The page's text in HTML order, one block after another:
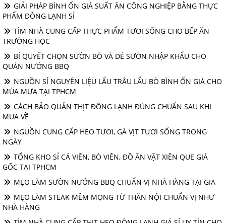
GIẢI PHÁP BÌNH ỔN GIÁ SUẤT ĂN CÔNG NGHIỆP BẰNG THỰC
PHẨM ĐÔNG LẠNH SỈ
TÌM NHÀ CUNG CẤP THỰC PHẨM TƯƠI SỐNG CHO BẾP ĂN
TRƯỜNG HỌC
BÍ QUYẾT CHỌN SƯỜN BÒ VÀ DẺ SƯỜN NHẬP KHẨU CHO
QUÁN NƯỚNG BBQ
NGUỒN SỈ NGUYÊN LIỆU LẨU TRÂU LẨU BÒ BÌNH ỔN GIÁ CHO
MÙA MƯA TẠI TPHCM
CÁCH BẢO QUẢN THỊT ĐÔNG LẠNH ĐÚNG CHUẨN SAU KHI
MUA VỀ
NGUỒN CUNG CẤP HEO TƯƠI, GÀ VỊT TƯƠI SỐNG TRONG
NGÀY
TỔNG KHO SỈ CÁ VIÊN, BÒ VIÊN, ĐỒ ĂN VẶT XIÊN QUE GIÁ
GỐC TẠI TPHCM
MẸO LÀM SƯỜN NƯỚNG BBQ CHUẨN VỊ NHÀ HÀNG TẠI GIA
MẸO LÀM STEAK MỀM MỌNG TỪ THĂN NỘI CHUẨN VỊ NHƯ
NHÀ HÀNG